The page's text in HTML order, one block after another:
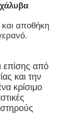
και αποθήκη
επίσης από
και την
κρίσιμο